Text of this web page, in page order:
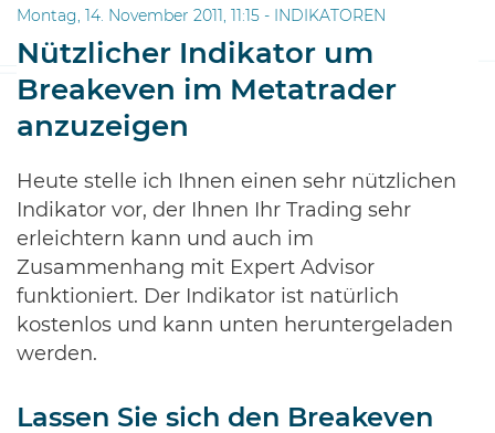
Montag, 14. November 2011, 11:15 - INDIKATOREN
Nützlicher Indikator um
Breakeven im Metatrader
anzuzeigen
Heute stelle ich Ihnen einen sehr nützlichen
Indikator vor, der Ihnen Ihr Trading sehr
erleichtern kann und auch im
Zusammenhang mit Expert Advisor
funktioniert. Der Indikator ist natürlich
kostenlos und kann unten heruntergeladen
werden.
Lassen Sie sich den Breakeven